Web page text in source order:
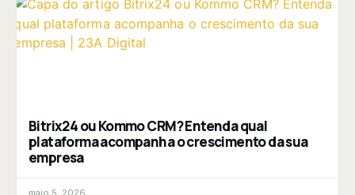
Bitrix24 ou Kommo CRM? Entenda qual
plataforma acompanha o crescimento da sua
empresa